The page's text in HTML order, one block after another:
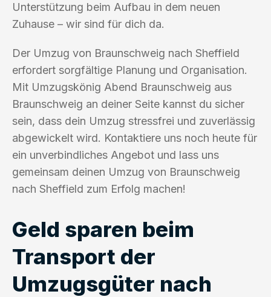
Unterstützung beim Aufbau in dem neuen
Zuhause – wir sind für dich da.
Der Umzug von Braunschweig nach Sheffield
erfordert sorgfältige Planung und Organisation.
Mit Umzugskönig Abend Braunschweig aus
Braunschweig an deiner Seite kannst du sicher
sein, dass dein Umzug stressfrei und zuverlässig
abgewickelt wird. Kontaktiere uns noch heute für
ein unverbindliches Angebot und lass uns
gemeinsam deinen Umzug von Braunschweig
nach Sheffield zum Erfolg machen!
Geld sparen beim
Transport der
Umzugsgüter nach